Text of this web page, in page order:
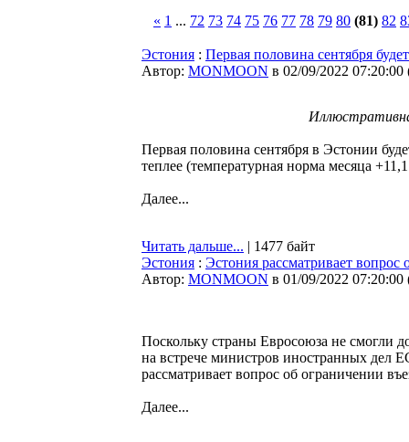
« 1 ... 72 73 74 75 76 77 78 79 80 (81) 82
Эстония : Первая половина сентября
Автор: MONMOON в 02/09/2022 07:20:00
Первая половина сентября в Эстонии
теплее (температурная норма месяца
Далее...
Читать дальше... | 1477 байт
Эстония : Эстония рассматривает
Автор: MONMOON в 01/09/2022 07:20:00
Поскольку страны Евросоюза не смогли
на встрече министров иностранных дел
рассматривает вопрос об ограничении
Далее...